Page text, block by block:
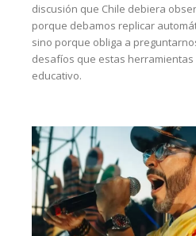
discusión que Chile debiera
porque debamos replicar
sino porque obliga a
desafíos que estas
educativo.